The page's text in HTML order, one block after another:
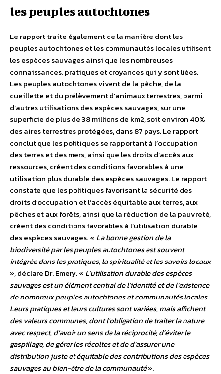
les peuples autochtones
Le rapport traite également de la manière dont les
peuples autochtones et les communautés locales utilisent
les espèces sauvages ainsi que les nombreuses
connaissances, pratiques et croyances qui y sont liées.
Les peuples autochtones vivent de la pêche, de la
cueillette et du prélèvement d’animaux terrestres, parmi
d’autres utilisations des espèces sauvages, sur une
superficie de plus de 38 millions de km2, soit environ 40%
des aires terrestres protégées, dans 87 pays. Le rapport
conclut que les politiques se rapportant à l’occupation
des terres et des mers, ainsi que les droits d’accès aux
ressources, créent des conditions favorables à une
utilisation plus durable des espèces sauvages. Le rapport
constate que les politiques favorisant la sécurité des
droits d’occupation et l’accès équitable aux terres, aux
pêches et aux forêts, ainsi que la réduction de la pauvreté,
créent des conditions favorables à l’utilisation durable
des espèces sauvages. « La bonne gestion de la
biodiversité par les peuples autochtones est souvent
intégrée dans les pratiques, la spiritualité et les savoirs locaux
», déclare Dr. Emery. « L’utilisation durable des espèces
sauvages est un élément central de l’identité et de l’existence
de nombreux peuples autochtones et communautés locales.
Leurs pratiques et leurs cultures sont variées, mais affichent
des valeurs communes, dont l’obligation de traiter la nature
avec respect, d’avoir un sens de la réciprocité, d’éviter le
gaspillage, de gérer les récoltes et de d’assurer une
distribution juste et équitable des contributions des espèces
sauvages au bien-être de la communauté».